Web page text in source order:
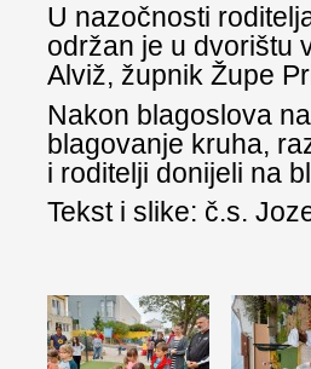
U nazočnosti
održan je u dvorištu
Alviž, župnik Župe
Nakon blagoslova
blagovanje kruha,
i roditelji donijeli na
Tekst i slike: č.s.